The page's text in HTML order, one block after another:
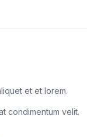
et et lorem.
condimentum velit.